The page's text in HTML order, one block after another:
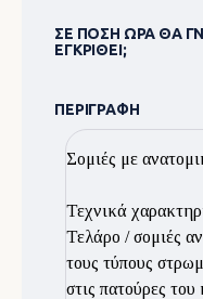
ΣΕ ΠΌΣΗ ΏΡΑ ΘΑ
ΕΓΚΡΙΘΕΊ;
ΠΕΡΙΓΡΑΦΉ
Σομιές με
Τεχνικά
Τελάρο / σομιές
τους τύπους
στις πατούρες του